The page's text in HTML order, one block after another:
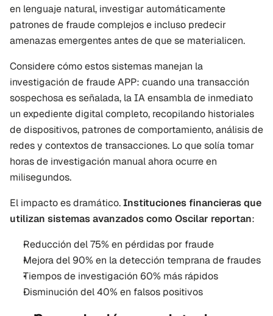
en lenguaje natural, investigar automáticamente
patrones de fraude complejos e incluso predecir
amenazas emergentes antes de que se materialicen.
Considere cómo estos sistemas manejan la
investigación de fraude APP: cuando una transacción
sospechosa es señalada, la IA ensambla de inmediato
un expediente digital completo, recopilando historiales
de dispositivos, patrones de comportamiento, análisis de
redes y contextos de transacciones. Lo que solía tomar
horas de investigación manual ahora ocurre en
milisegundos.
El impacto es dramático. Instituciones financieras que
utilizan sistemas avanzados como Oscilar reportan:
Reducción del 75% en pérdidas por fraude
Mejora del 90% en la detección temprana de fraudes
Tiempos de investigación 60% más rápidos
Disminución del 40% en falsos positivos